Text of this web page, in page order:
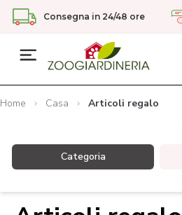
Consegna in 24/48 ore
Home Casa Articoli regalo
Categoria